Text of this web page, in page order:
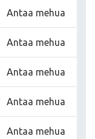
Antaa mehua
Antaa mehua
Antaa mehua
Antaa mehua
Antaa mehua